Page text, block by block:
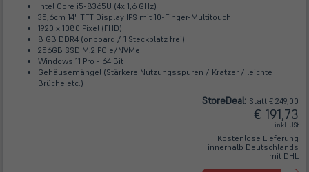
Intel Core i5-8365U (4x 1,6 GHz)
35,6cm 14" TFT Display IPS mit 10-Finger-Multitouch
1920 x 1080 Pixel (FHD)
8 GB DDR4 (onboard / 1 Steckplatz frei)
256GB SSD M.2 PCIe/NVMe
Windows 11 Pro - 64 Bit
Gehäusemängel (Stärkere Nutzungsspuren / Kratzer / leichte
Brüche etc.)
StoreDeal: Statt € 249,00
€ 191,73
inkl. USt
Kostenlose Lieferung
innerhalb Deutschlands
mit DHL